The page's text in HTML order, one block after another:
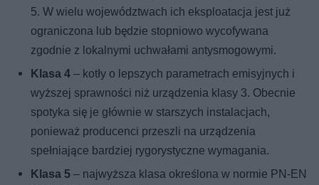
5. W wielu województwach ich eksploatacja jest już
ograniczona lub będzie stopniowo wycofywana
zgodnie z lokalnymi uchwałami antysmogowymi.
Klasa 4 – kotły o lepszych parametrach emisyjnych i
wyższej sprawności niż urządzenia klasy 3. Obecnie
spotyka się je głównie w starszych instalacjach,
ponieważ producenci przeszli na urządzenia
spełniające bardziej rygorystyczne wymagania.
Klasa 5 – najwyższa klasa określona w normie PN-EN